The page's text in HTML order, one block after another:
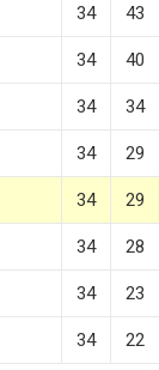
34 43
34 40
34 34
34 29
34 29
34 28
34 23
34 22